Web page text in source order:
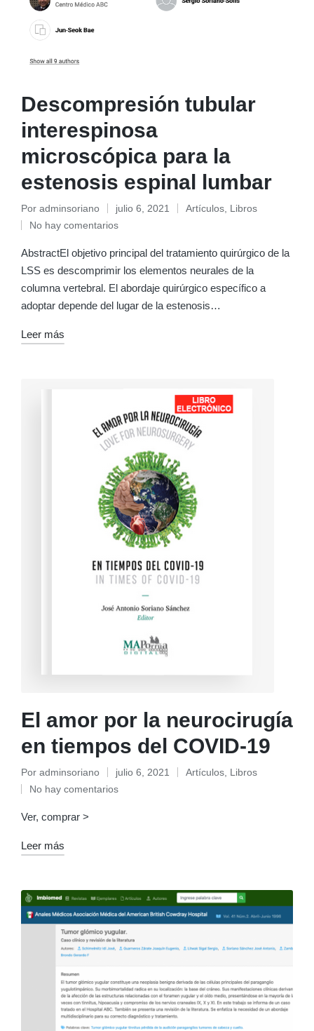
Descompresión tubular
interespinosa
microscópica para la
estenosis espinal lumbar
Publicado
por
Por adminsoriano julio 6, 2021
Publicado
Artículos Libros
No hay comentarios
AbstractEl objetivo principal del tratamiento quirúrgico de la
LSS es descomprimir los elementos neurales de la
columna vertebral. El abordaje quirúrgico específico a
adoptar depende del lugar de la estenosis…
Leer más
El amor por la neurocirugía
en tiempos del COVID-19
Publicado
por
Por adminsoriano julio 6, 2021
Publicado
Artículos Libros
No hay comentarios
Ver, comprar >
Leer más